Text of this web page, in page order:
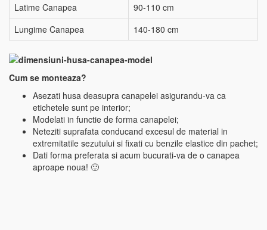
Latime Canapea
90-110 cm
Lungime Canapea
140-180 cm
Cum se monteaza?
Asezati husa deasupra canapelei asigurandu-va ca
etichetele sunt pe interior;
Modelati in functie de forma canapelei;
Neteziti suprafata conducand excesul de material in
extremitatile sezutului si fixati cu benzile elastice din pachet;
Dati forma preferata si acum bucurati-va de o canapea
aproape noua! 🙂